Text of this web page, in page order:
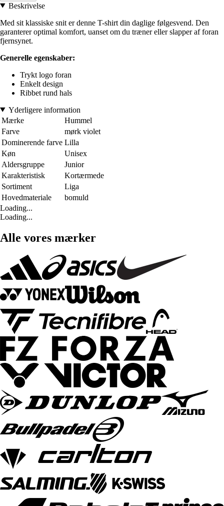
Beskrivelse
Med sit klassiske snit er denne T-shirt din daglige følgesvend. Den
garanterer optimal komfort, uanset om du træner eller slapper af foran
fjernsynet.
Generelle egenskaber:
Trykt logo foran
Enkelt design
Ribbet rund hals
Yderligere information
Mærke
Hummel
Farve
mørk violet
Dominerende farve Lilla
Køn
Unisex
Aldersgruppe
Junior
Karakteristisk
Kortærmede
Sortiment
Liga
Hovedmateriale
bomuld
Loading...
Loading...
Alle vores mærker